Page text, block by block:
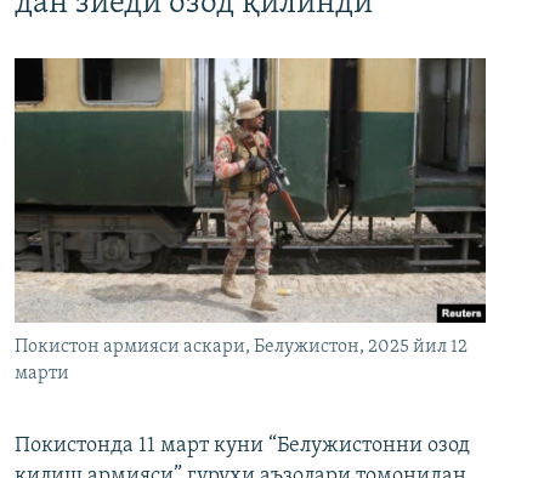
Покистон армияси аскари, Белужистон, 2025 йил 12
марти
Покистонда 11 март куни “Белужистонни озод